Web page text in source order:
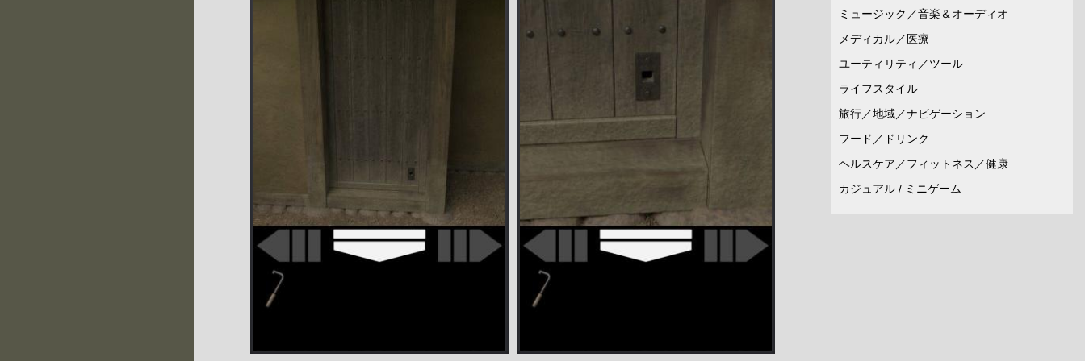
ミュージック／音楽＆オーディオ
メディカル／医療
ユーティリティ／ツール
ライフスタイル
旅行／地域／ナビゲーション
フード／ドリンク
ヘルスケア／フィットネス／健康
カジュアル / ミニゲーム